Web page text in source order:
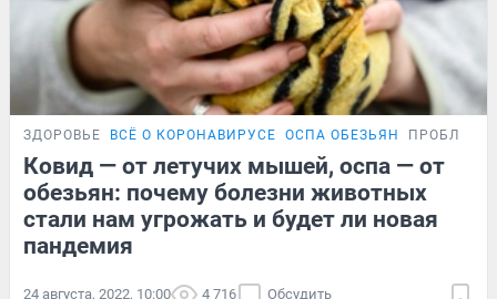
ЗДОРОВЬЕ ВСЁ О КОРОНАВИРУСЕ ОСПА ОБЕЗЬЯН ПРОБЛЕМА
Ковид — от летучих мышей, оспа — от
обезьян: почему болезни животных
стали нам угрожать и будет ли новая
пандемия
24 августа, 2022, 10:00 4 716 Обсудить